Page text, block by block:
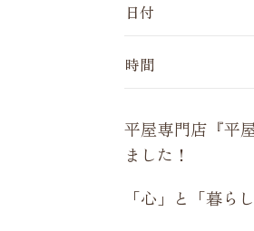
日付
時間
平屋専門店『平
ました！
「心」と「暮ら